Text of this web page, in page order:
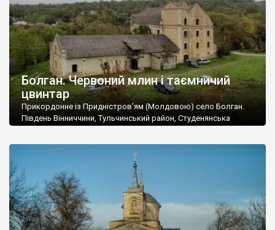
Болган. Червоний млин і таємничий
цвинтар
Прикордонне із Придністров’ям (Молдовою) село Болган.
Південь Вінниччини, Тульчинський район, Студенянська
старовинний цвинтар із кам’яними хрестами. Всі епітафії, які
збереглися, написані кирилицею, церковнослов’янською
мовою. За всіма традиційними ознаками – цвинтар
український. Хрести датуються 19 століттям. У 1924-1940
роках Болган […]